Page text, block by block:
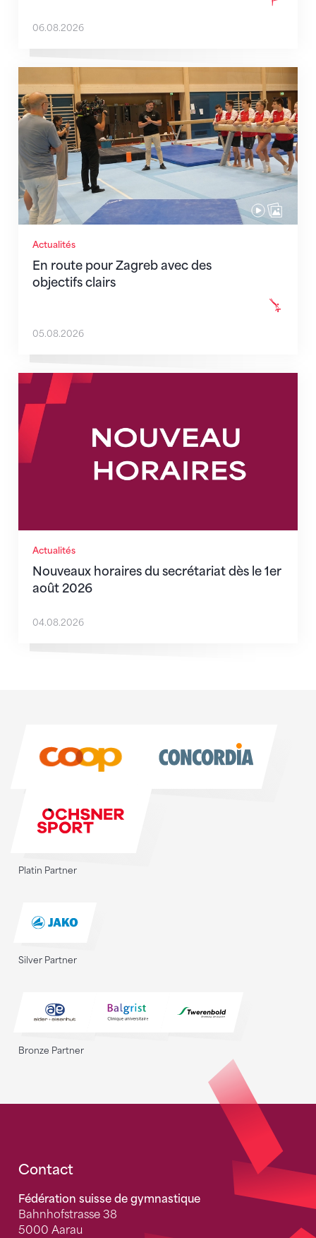
06.08.2026
Actualités
En route pour Zagreb avec des
objectifs clairs
En route pour Zagreb avec des objectifs clairs
05.08.2026
Actualités
Nouveaux horaires du secrétariat dès le 1er
août 2026
Nouveaux horaires du secrétariat dès le 1er août
04.08.2026
Platin Partner
Silver Partner
Bronze Partner
Fusszeile
Contact
Fédération suisse de gymnastique
Bahnhofstrasse 38
5000 Aarau